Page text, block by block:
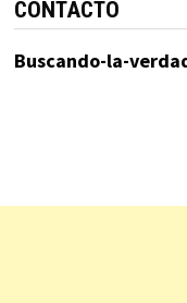
CONTACTO
Buscando-la-